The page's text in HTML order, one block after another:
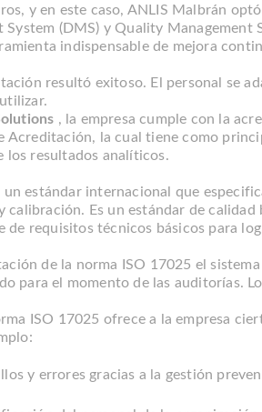
y en este caso, ANLIS Malbrán
System (DMS) y Quality Management
indispensable de mejora
resultó exitoso. El personal se
, la empresa cumple con la
Acreditación, la cual tiene como
los resultados analíticos.
un estándar internacional que
calibración. Es un estándar de calidad
de requisitos técnicos básicos para
de la norma ISO 17025 el
para el momento de las auditorías.
ISO 17025 ofrece a la empresa
y errores gracias a la gestión